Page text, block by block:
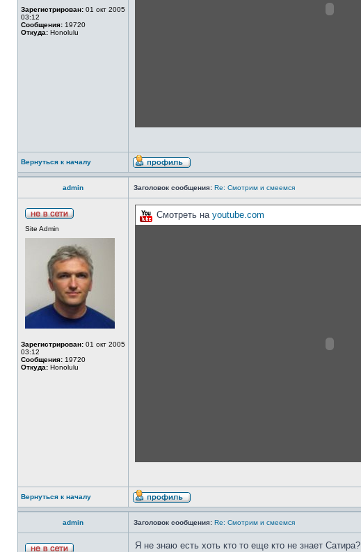
Зарегистрирован: 01 окт 2005
03:12
Сообщения: 19720
Откуда: Honolulu
Вернуться к началу
admin Заголовок сообщения: Re: Смотрим и смеемся
Site Admin
Зарегистрирован: 01 окт 2005
03:12
Сообщения: 19720
Откуда: Honolulu
Смотреть на youtube.com
Вернуться к началу
admin Заголовок сообщения: Re: Смотрим и смеемся
Я не знаю есть хоть кто то еще кто не знает Сатира?